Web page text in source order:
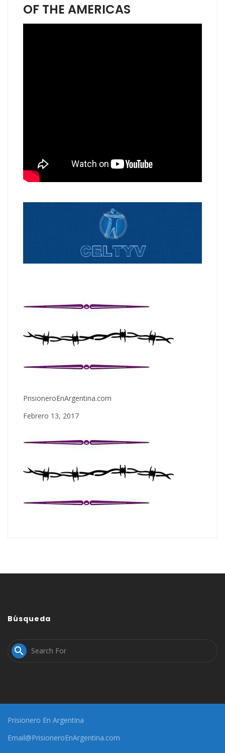
OF THE AMERICAS
PrisioneroEnArgentina.com
Febrero 13, 2017
Búsqueda

Prisionero En Argentina
Email@PrisioneroEnArgentina.com